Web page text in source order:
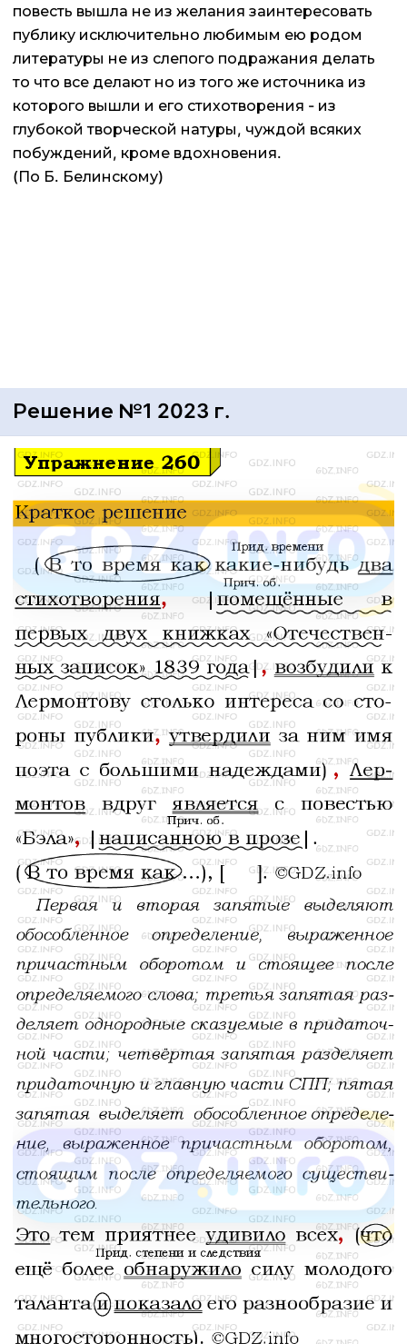
повесть вышла не из желания заинтересовать
публику исключительно любимым ею родом
литературы не из слепого подражания делать
то что все делают но из того же источника из
которого вышли и его стихотворения - из
глубокой творческой натуры, чуждой всяких
побуждений, кроме вдохновения.
(По Б. Белинскому)
Решение №1 2023 г.